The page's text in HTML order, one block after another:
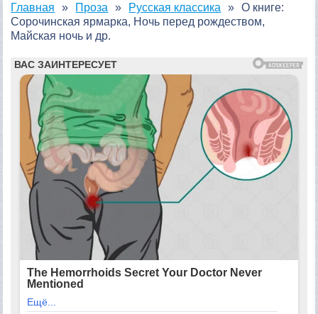
Главная Проза Русская классика
О книге:
Сорочинская ярмарка, Ночь перед рождеством,
Майская ночь и др.